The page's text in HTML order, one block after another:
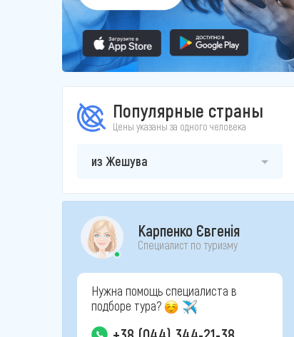
Популярные страны
Цены указаны за одного человека
из Жешува
Карпенко Євгенія
Специалист по туризму
Нужна помощь специалиста в
подборе тура?